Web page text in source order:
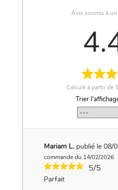
Avis soumis à
Calculé à partir de
Trier
Mariam L. publié le 08/
commande du 14/02/2026
5/5
Parfait